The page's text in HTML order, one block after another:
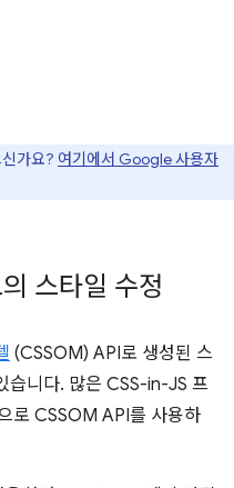
가요? 여기에서 Google 사용자
스타일 수정
(CSSOM) API로 생성된 스
습니다. 많은 CSS-in-JS 프
로 CSSOM API를 사용하